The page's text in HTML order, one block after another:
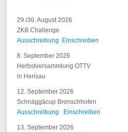
29./30. August 2026
ZKB Challenge
Ausschreibung Einschreiben
8. September 2026
Herbstversammlung OTTV
in Herisau
12. September 2026
Schnäggäcup Bronschhofen
Ausschreibung
Einschreiben
13. September 2026